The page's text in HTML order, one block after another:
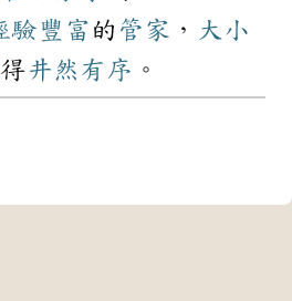
驗 豐富 的 管家 ， 大小
得井然有序 。